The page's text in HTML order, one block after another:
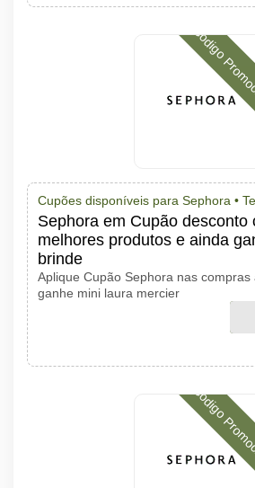
Código
Cupões disponíveis para Sephora •
Sephora em Cupão desconto
melhores produtos e ainda
brinde
Aplique Cupão Sephora nas compras
ganhe mini laura mercier
Código